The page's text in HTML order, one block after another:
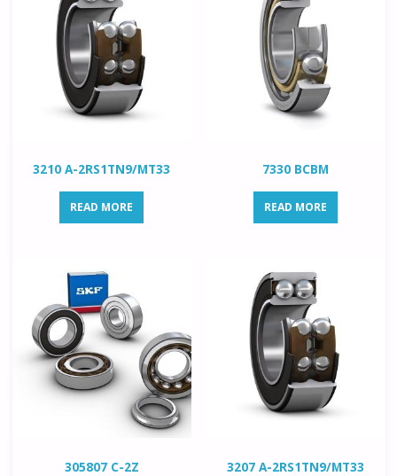
3210 A-2RS1TN9/MT33
READ MORE
7330 BCBM
READ MORE
305807 C-2Z 3207 A-2RS1TN9/MT33